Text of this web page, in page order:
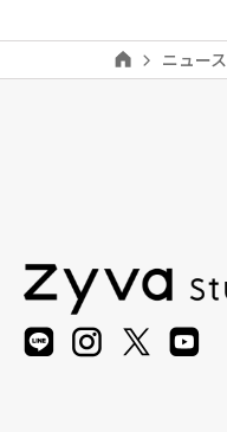
ニュース